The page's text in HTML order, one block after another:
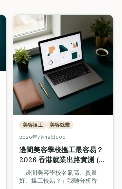
美容搵工 美容就業
2026年7月19日500
邊間美容學校搵工最容易？
2026 香港就業出路實測 (附
即時招聘數據)
「邊間美容學校名氣高、質量
好、搵工較易？」我哋分析香港